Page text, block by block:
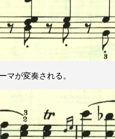
マが変奏される。